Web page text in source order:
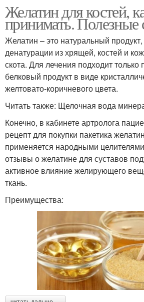
Желатин для костей,
принимать. Полезные
Желатин – это натуральный
денатурации из хрящей, костей и
скота. Для лечения подходит
белковый продукт в виде
желтовато-коричневого цвета.
Читать также: Щелочная вода
Конечно, в кабинете артролога
рецепт для покупки пакетика
применяется народными
отзывы о желатине для суставов
активное влияние желирующего
ткань.
Преимущества: